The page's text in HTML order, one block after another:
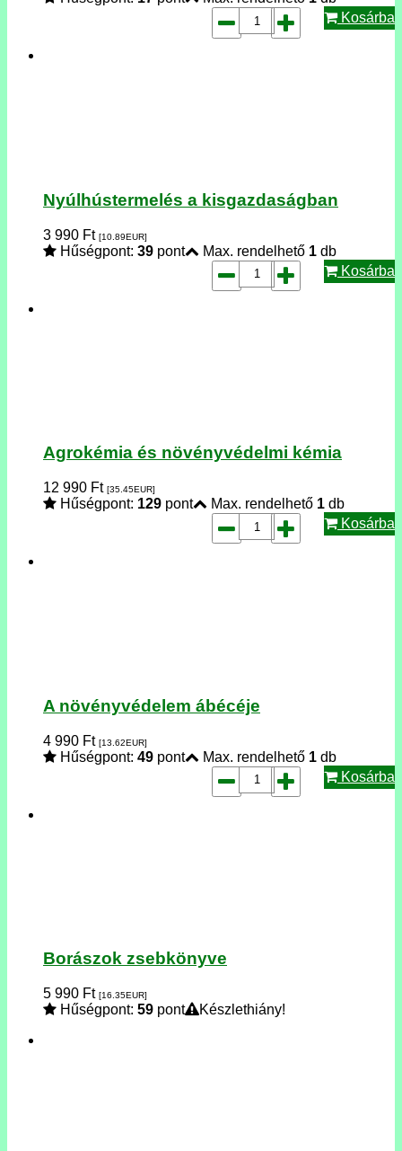
Kosárba
Nyúlhústermelés a kisgazdaságban
3 990 Ft [10.89EUR]
Hűségpont: 39 pont Max. rendelhető 1 db
Kosárba
Agrokémia és növényvédelmi kémia
12 990 Ft [35.45EUR]
Hűségpont: 129 pont Max. rendelhető 1 db
Kosárba
A növényvédelem ábécéje
4 990 Ft [13.62EUR]
Hűségpont: 49 pont Max. rendelhető 1 db
Kosárba
Borászok zsebkönyve
5 990 Ft [16.35EUR]
Hűségpont: 59 pont Készlethiány!